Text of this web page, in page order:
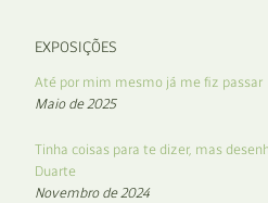
EXPOSIÇÕES
Até por mim mesmo já me fiz passar
Maio de 2025
Tinha coisas para te dizer, mas
Duarte
Novembro de 2024